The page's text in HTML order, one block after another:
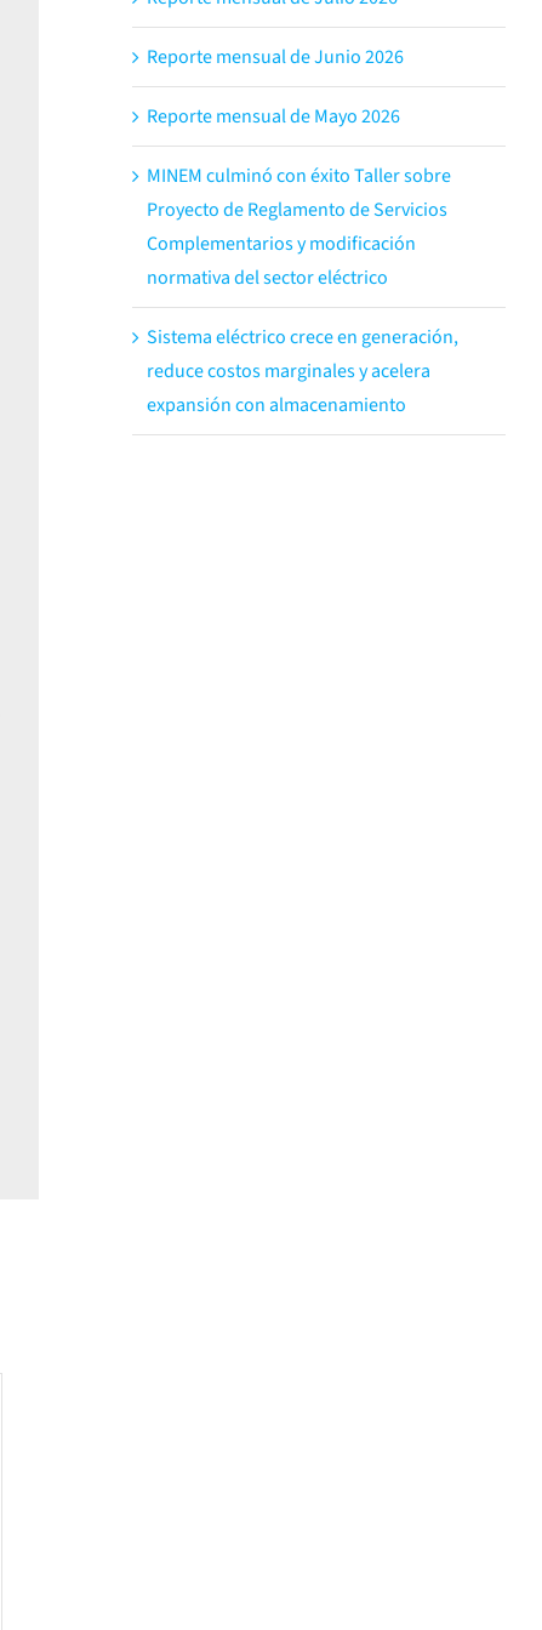
Reporte mensual de Junio 2026
Reporte mensual de Mayo 2026
MINEM culminó con éxito Taller sobre
Proyecto de Reglamento de Servicios
Complementarios y modificación
normativa del sector eléctrico
Sistema eléctrico crece en generación,
reduce costos marginales y acelera
expansión con almacenamiento